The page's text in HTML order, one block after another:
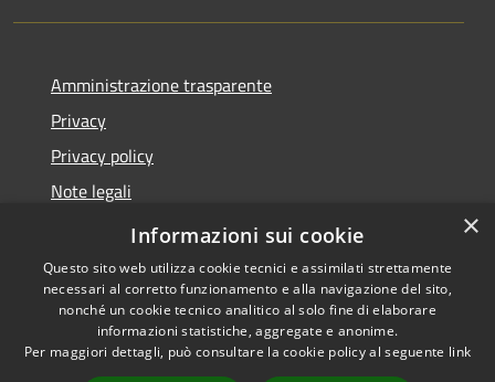
Amministrazione trasparente
Privacy
Privacy policy
Note legali
Dichiarazione di accessibilità
Accessibilità
Copyright © 2026 • Comune di
Fiorenzuola d'Arda • Powered
×
Informazioni sui cookie
Questo sito web utilizza cookie tecnici e assimilati strettamente
necessari al corretto funzionamento e alla navigazione del sito,
nonché un cookie tecnico analitico al solo fine di elaborare
informazioni statistiche, aggregate e anonime.
Per maggiori dettagli, può consultare la cookie policy al seguente link